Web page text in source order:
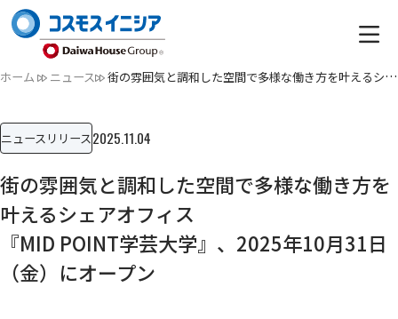
ホーム ニュース 街の雰囲気と調和した空間で多様な働き方を叶えるシェアオフィ…
ニュースリリース2025.11.04
街の雰囲気と調和した空間で多様な働き方を
叶えるシェアオフィス
『MID POINT学芸大学』、2025年10月31日
（金）にオープン